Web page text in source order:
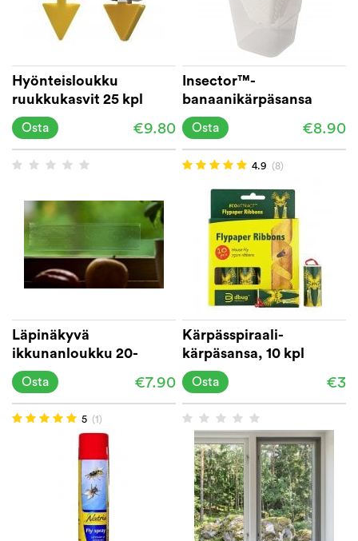
Hyönteisloukku
ruukkukasvit 25 kpl
€9.80
Osta
Insector™-
banaanikärpäsansa
€8.90
Osta
Läpinäkyvä
ikkunanloukku 20-
pakkaus
€7.90
Osta
4.9 (8)
Kärpässpiraali-
kärpäsansa, 10 kpl
pakkaus
€3
Osta
5 (1)